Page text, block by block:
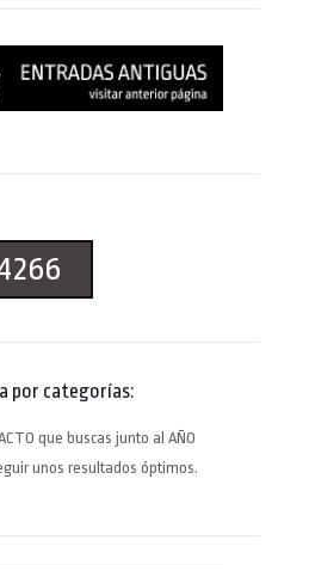
por categorías:
que buscas junto al AÑO
unos resultados óptimos.